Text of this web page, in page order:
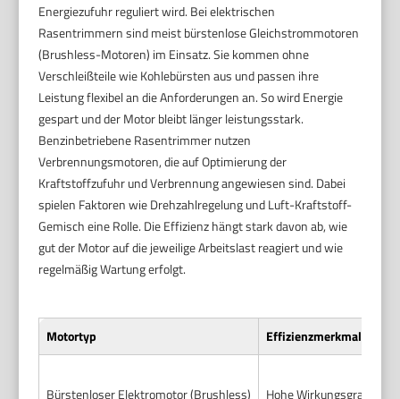
Energiezufuhr reguliert wird. Bei elektrischen
Rasentrimmern sind meist bürstenlose Gleichstrommotoren
(Brushless-Motoren) im Einsatz. Sie kommen ohne
Verschleißteile wie Kohlebürsten aus und passen ihre
Leistung flexibel an die Anforderungen an. So wird Energie
gespart und der Motor bleibt länger leistungsstark.
Benzinbetriebene Rasentrimmer nutzen
Verbrennungsmotoren, die auf Optimierung der
Kraftstoffzufuhr und Verbrennung angewiesen sind. Dabei
spielen Faktoren wie Drehzahlregelung und Luft-Kraftstoff-
Gemisch eine Rolle. Die Effizienz hängt stark davon ab, wie
gut der Motor auf die jeweilige Arbeitslast reagiert und wie
regelmäßig Wartung erfolgt.
Motortyp Effizienzmerkmale
Bürstenloser Elektromotor (Brushless) Hohe Wirkungsgrade,